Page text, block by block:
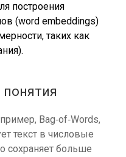
построения
(word embeddings)
таких как
Bag‑of‑Words,
текст в числовые
сохраняет больше